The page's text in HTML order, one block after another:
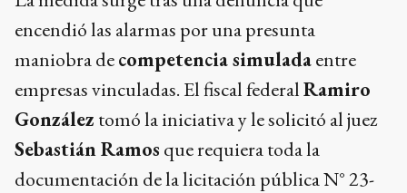
encendió las alarmas por una presunta
maniobra decompetencia simuladaentre
empresas vinculadas. El fiscal federalRamiro
González tomó la iniciativa y le solicitó al juez
Sebastián Ramos que requiera toda la
documentación de la licitación pública N° 23-